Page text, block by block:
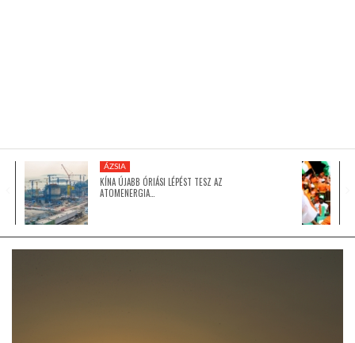
GLOBOTV BP
ÁZSIA
KÍNA ÚJABB ÓRIÁSI LÉPÉST TESZ AZ
ATOMENERGIA…